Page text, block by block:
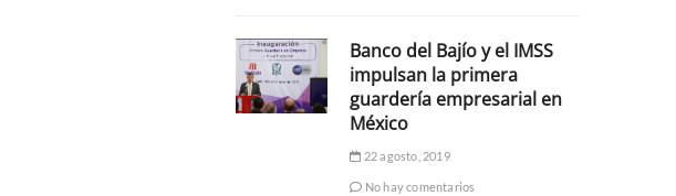
Banco del Bajío y el IMSS
impulsan la primera
guardería empresarial en
México
22 agosto, 2019
No hay comentarios